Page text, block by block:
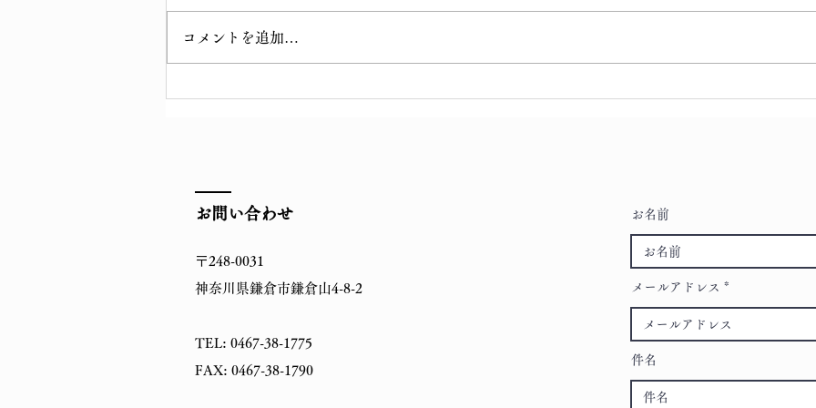
令和六年十月 行事・滝行予
コメントを追加…
お問い合わせ
〒248-0031
神奈川県鎌倉市鎌倉山4-8-2
TEL: 0467-38-1775
FAX: 0467-38-1790​
お名前
メールアドレス
件名